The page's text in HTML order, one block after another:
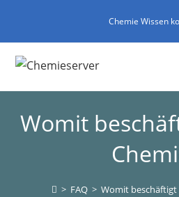
springen
Chemie Wissen
Womit
> FAQ > Womit beschäftigt